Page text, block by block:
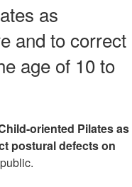
as
and to correct
age of 10 to
oriented Pilates as
postural defects on